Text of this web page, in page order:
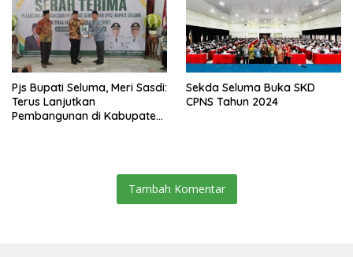
Pjs Bupati Seluma, Meri Sasdi:
Terus Lanjutkan
Pembangunan di Kabupaten
Sekda Seluma Buka SKD
CPNS Tahun 2024
Tambah Komentar